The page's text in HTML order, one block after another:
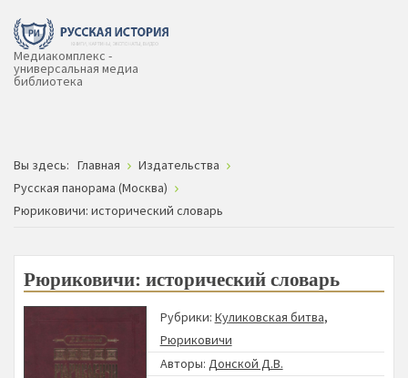
Медиакомплекс -
универсальная медиа
библиотека
Вы здесь: Главная
Издательства
Русская панорама (Москва)
Рюриковичи: исторический словарь
Рюриковичи: исторический словарь
Рубрики: Куликовская битва,
Рюриковичи
Авторы: Донской Д.В.